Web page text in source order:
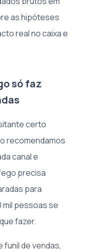
as hipóteses
real no caixa e
só faz
certo
recomendamos
canal e
precisa
para
mil pessoas se
fazer.
de vendas,